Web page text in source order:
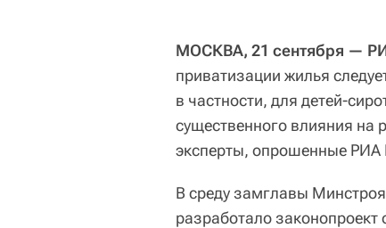
МОСКВА, 21 сентября —
приватизации жилья
в частности, для детей-
существенного влияния на
эксперты, опрошенные РИА
В среду замглавы
разработало